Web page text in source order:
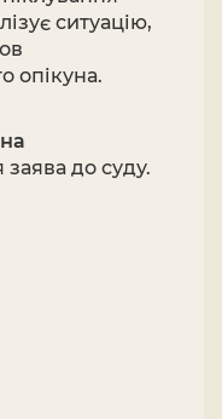
ситуацію,
опікуна.
заява до суду.